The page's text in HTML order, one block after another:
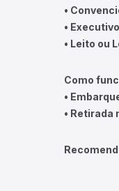
•
•
• Leito ou
Como
•
• Retirada